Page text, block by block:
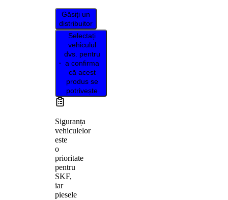
Găsiți un
distribuitor
Selectați
vehiculul
dvs. pentru
a confirma
că acest
produs se
potrivește
Siguranța
vehiculelor
este
o
prioritate
pentru
SKF,
iar
piesele